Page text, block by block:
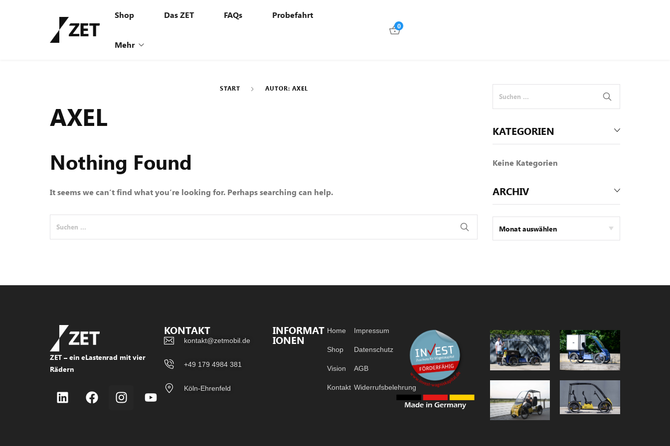
Shop Das ZET FAQs Probefahrt
Mehr
Newsletter
0
START AUTOR: AXEL
AXEL
Nothing Found
It seems we can’t find what you’re looking for. Perhaps searching can help.
KATEGORIEN
Keine Kategorien
ARCHIV
ZET – ein eLastenrad mit vier
Rädern
KONTAKT
kontakt@zetmobil.de
+49 179 4984 381
Köln-Ehrenfeld
INFORMAT
IONEN
Home
Shop
Vision
Kontakt
Impressum
Datenschutz
AGB
Widerrufsbelehrung